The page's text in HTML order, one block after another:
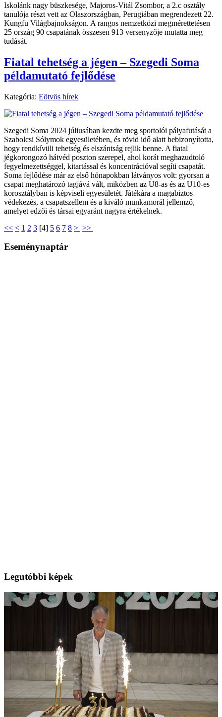
Iskolánk nagy büszkesége, Majoros-Vitál Zsombor, a 2.c osztály
tanulója részt vett az Olaszországban, Perugiában megrendezett 22.
Kungfu Világbajnokságon. A rangos nemzetközi megmérettetésen
25 ország 90 csapatának összesen 913 versenyzője mutatta meg
tudását.
Fiatal tehetség a jégen – Szegedi Soma
példamutató fejlődése
Kategória: Eötvös hírek
Szegedi Soma 2024 júliusában kezdte meg sportolói pályafutását a
Szabolcsi Sólymok egyesületében, és rövid idő alatt bebizonyította,
hogy rendkívüli tehetség és elszántság rejlik benne. A fiatal
jégkorongozó hátvéd poszton szerepel, ahol korát meghazudtoló
fegyelmezettséggel, kitartással és koncentrációval segíti csapatát.
Soma fejlődése már az első hónapokban látványos volt: gyorsan a
csapat meghatározó tagjává vált, miközben az U8-as és az U10-es
korosztályban is képviseli egyesületét. Játékára a magabiztos
védekezés, a csapatszellem és a kiváló munkamorál jellemző,
amelyet edzői és társai egyaránt nagyra értékelnek.
<< < 1 2 3 [4] 5 6 7 8 > >>
Eseménynaptár
Legutóbbi képek